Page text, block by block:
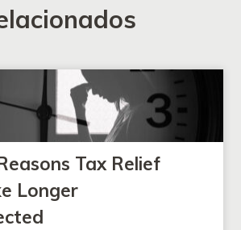
Tax Relief
Longer